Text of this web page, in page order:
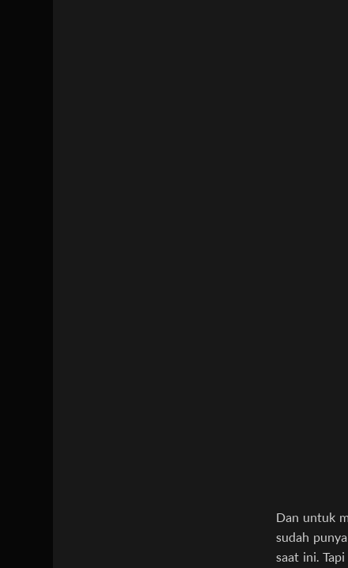
Dan untuk
sudah
saat ini.